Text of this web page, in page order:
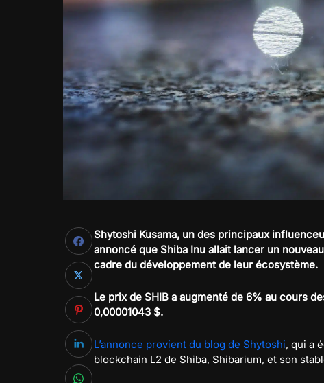
Shytoshi Kusama, un des principaux
annoncé que Shiba Inu allait lancer un
cadre du développement de leur écosystème.
Le prix de SHIB a augmenté de 6% au cours
0,00001043 $.
L’annonce provient du blog de Shytoshi, qui a
blockchain L2 de Shiba, Shibarium, et son